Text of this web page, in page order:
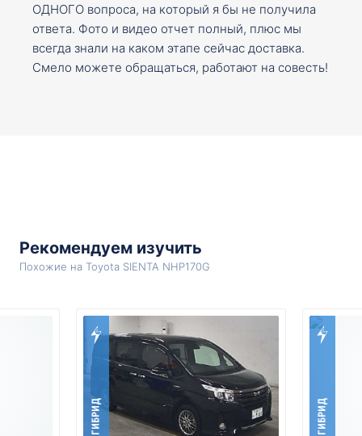
ОДНОГО вопроса, на который я бы не получила
ответа. Фото и видео отчет полный, плюс мы
всегда знали на каком этапе сейчас доставка.
Смело можете обращаться, работают на совесть!
Рекомендуем изучить
Похожие на Toyota SIENTA NHP170G
ГИБРИД ГИБРИД